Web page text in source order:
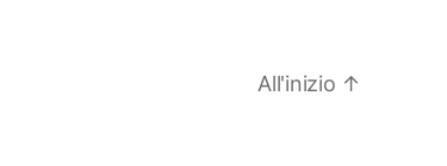
All'inizio ↑